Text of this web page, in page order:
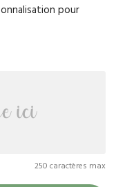
pour
250 caractères max